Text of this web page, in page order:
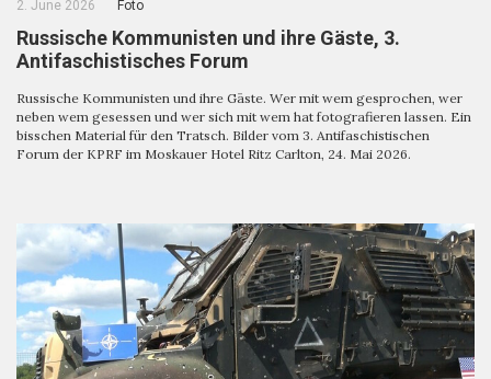
2. June 2026 Foto
Russische Kommunisten und ihre Gäste, 3.
Antifaschistisches Forum
Russische Kommunisten und ihre Gäste. Wer mit wem gesprochen, wer
neben wem gesessen und wer sich mit wem hat fotografieren lassen. Ein
bisschen Material für den Tratsch. Bilder vom 3. Antifaschistischen
Forum der KPRF im Moskauer Hotel Ritz Carlton, 24. Mai 2026.